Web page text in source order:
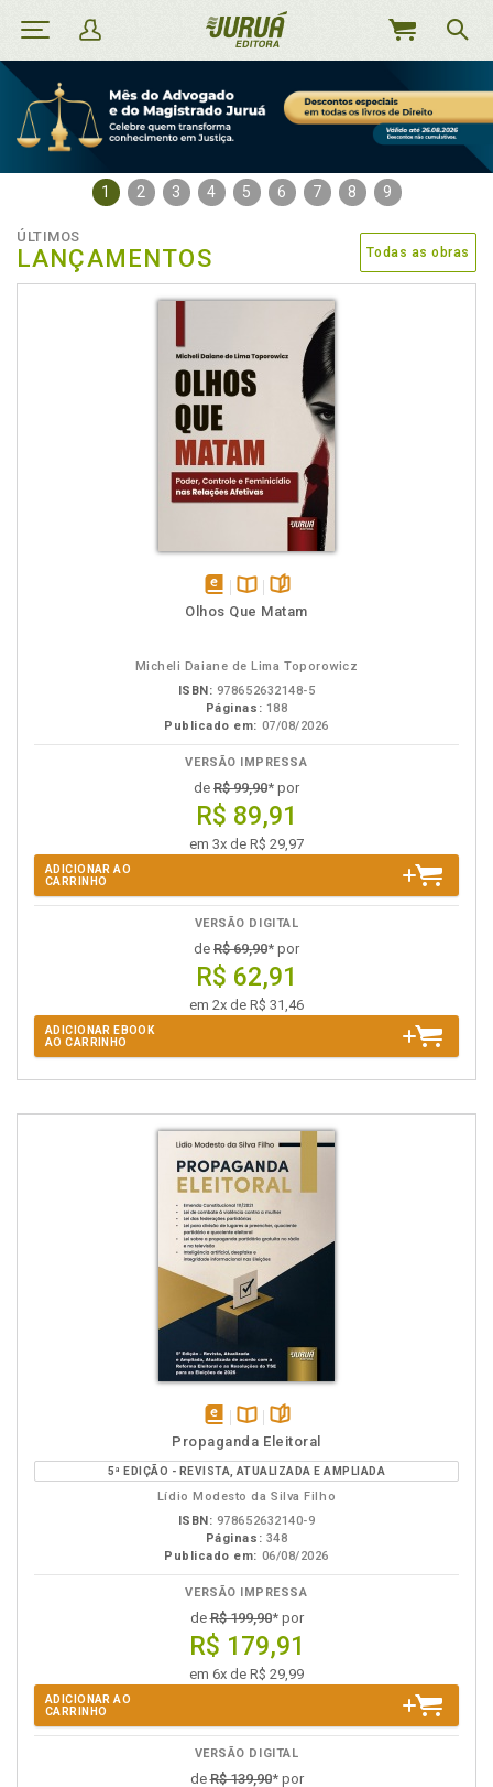
MEU
1 2 3 4 5 6 7 8 9
ÚLTIMOS
LANÇAMENTOS Todas as obras
disponívelDisponível
páginas
Olhos Que Matam
Micheli Daiane de Lima Toporowicz
ISBN: 978652632148-5
Páginas: 188
Publicado em: 07/08/2026
VERSÃO IMPRESSA
de R$ 99,90* por
R$ 89,91
em 3x de R$ 29,97
ADICIONAR AO
CARRINHO
VERSÃO DIGITAL
de R$ 69,90* por
R$ 62,91
em 2x de R$ 31,46
ADICIONAR EBOOK
AO CARRINHO
disponível
em
eBook
Disponível
na
B.V.
páginas
Propaganda Eleitoral
5ª EDIÇÃO - REVISTA, ATUALIZADA E AMPLIADA
Lídio Modesto da Silva Filho
ISBN: 978652632140-9
Páginas: 348
Publicado em: 06/08/2026
VERSÃO IMPRESSA
deR$ 199,90* por
R$ 179,91
em 6x de R$ 29,99
ADICIONAR AO
CARRINHO
VERSÃO DIGITAL
deR$ 139,90* por